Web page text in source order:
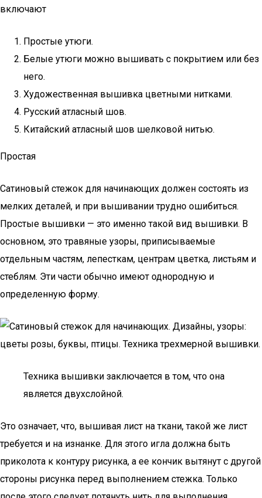
включают
Простые утюги.
Белые утюги можно вышивать с покрытием или без
него.
Художественная вышивка цветными нитками.
Русский атласный шов.
Китайский атласный шов шелковой нитью.
Простая
Сатиновый стежок для начинающих должен состоять из
мелких деталей, и при вышивании трудно ошибиться.
Простые вышивки — это именно такой вид вышивки. В
основном, это травяные узоры, приписываемые
отдельным частям, лепесткам, центрам цветка, листьям и
стеблям. Эти части обычно имеют однородную и
определенную форму.
Техника вышивки заключается в том, что она
является двухслойной.
Это означает, что, вышивая лист на ткани, такой же лист
требуется и на изнанке. Для этого игла должна быть
приколота к контуру рисунка, а ее кончик вытянут с другой
стороны рисунка перед выполнением стежка. Только